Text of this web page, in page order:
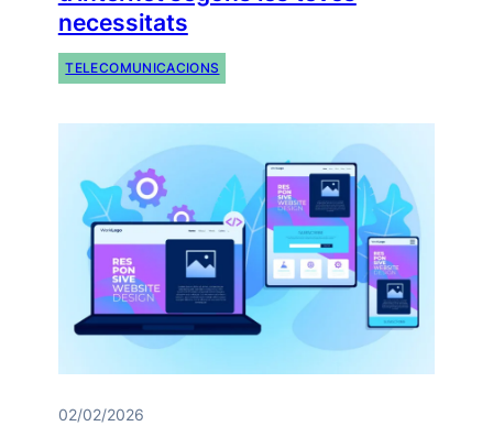
necessitats
TELECOMUNICACIONS
02/02/2026